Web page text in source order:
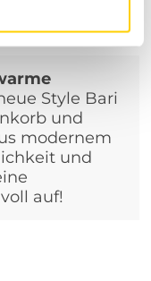
Style Bari
und
modernem
und
auf!